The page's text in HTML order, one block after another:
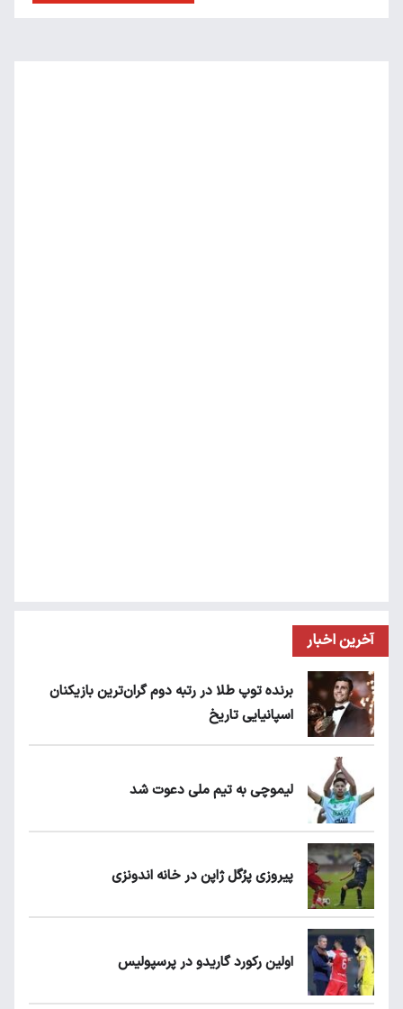
آخرین اخبار
برنده توپ طلا در رتبه دوم گران‌ترین بازیکنان
اسپانیایی تاریخ
لیموچی به تیم ملی دعوت شد
پیروزی پرُگل ژاپن در خانه اندونزی
اولین رکورد گاریدو در پرسپولیس